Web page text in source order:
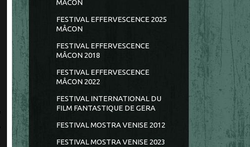
MÂCON
FESTIVAL EFFERVESCENCE 2025
MÂCON
FESTIVAL EFFERVESCENCE
MÂCON 2018
FESTIVAL EFFERVESCENCE
MÂCON 2022
FESTIVAL INTERNATIONAL DU
FILM FANTASTIQUE DE GERA
FESTIVAL MOSTRA VENISE 2012
FESTIVAL MOSTRA VENISE 2023